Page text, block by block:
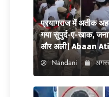
प्रयागराज में अतीक
गया सुपुर्द-ए-खाक,
और अली| Abaan
Nandani